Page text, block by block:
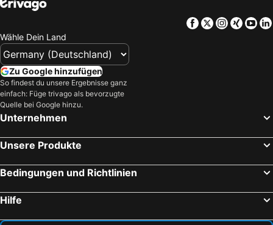
Facebook
TwitterXing
Wähle Dein Land
Zu Google hinzufügen
So findest du unsere Ergebnisse ganz
einfach: Füge trivago als bevorzugte
Quelle bei Google hinzu.
Unternehmen
Unsere Produkte
Bedingungen und Richtlinien
Hilfe